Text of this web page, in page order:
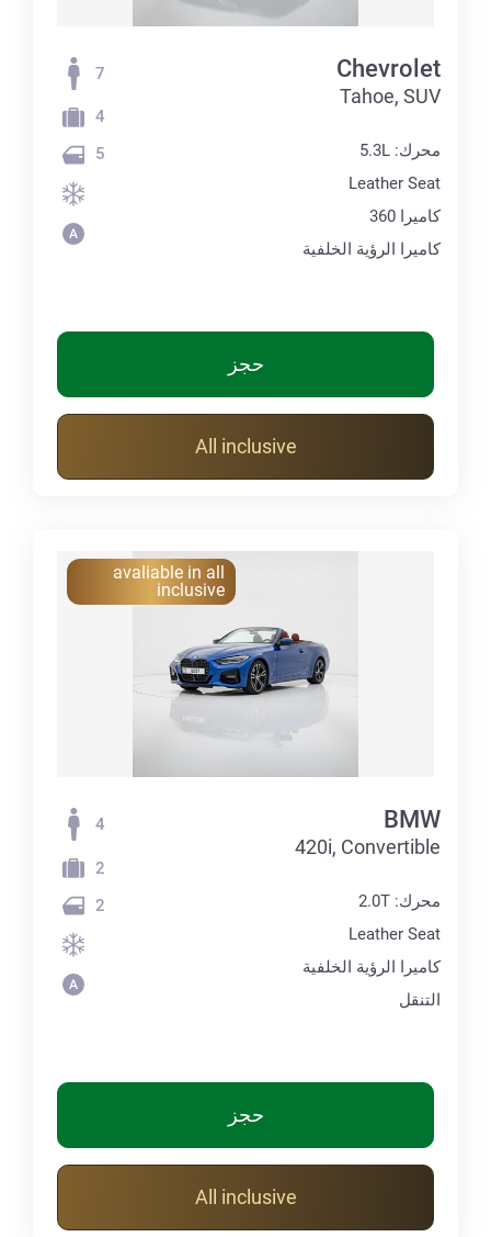
Chevrolet
Tahoe, SUV
محرك: 5.3L
Leather Seat
كاميرا 360
كاميرا الرؤية الخلفية
7
4
5
حجز
All inclusive
avaliable in all
inclusive
BMW
420i, Convertible
محرك: 2.0T
Leather Seat
كاميرا الرؤية الخلفية
التنقل
4
2
2
حجز
All inclusive